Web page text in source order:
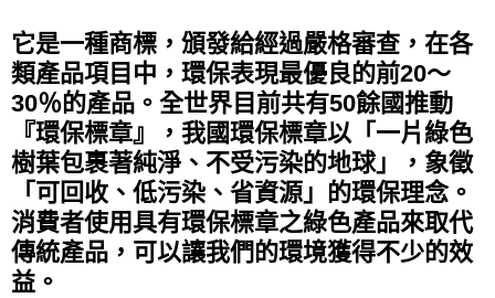
它是一種商標，頒發給經過嚴格審查，在各
類產品項目中，環保表現最優良的前20～
30％的產品。全世界目前共有50餘國推動
『環保標章』，我國環保標章以「一片綠色
樹葉包裹著純淨、不受污染的地球」，象徵
「可回收、低污染、省資源」的環保理念。
消費者使用具有環保標章之綠色產品來取代
傳統產品，可以讓我們的環境獲得不少的效
益。